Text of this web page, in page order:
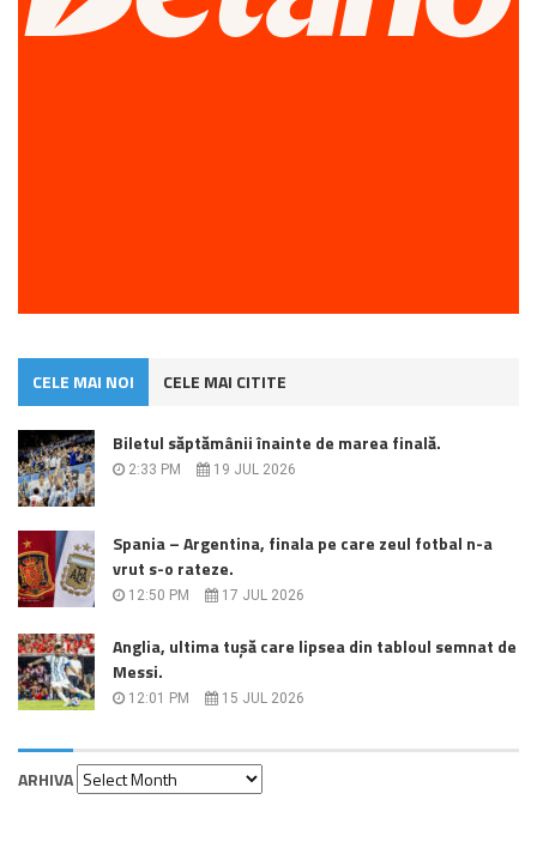
CELE MAI NOI CELE MAI CITITE
Biletul săptămânii înainte de marea finală.
2:33 PM 19 JUL 2026
Spania – Argentina, finala pe care zeul fotbal n-a
vrut s-o rateze.
12:50 PM 17 JUL 2026
Anglia, ultima tușă care lipsea din tabloul semnat de
Messi.
12:01 PM 15 JUL 2026
ARHIVA
Arhiva